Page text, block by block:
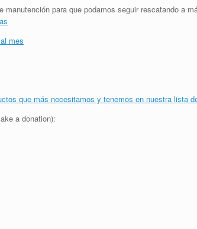
para que podamos seguir rescatando a
mes
que más necesitamos y tenemos en nuestra lista
a donation):